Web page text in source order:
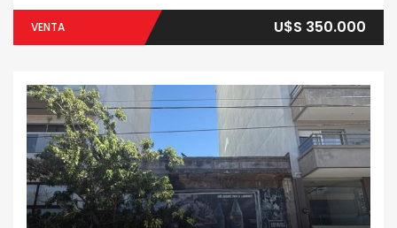
VENTA U$S 350.000